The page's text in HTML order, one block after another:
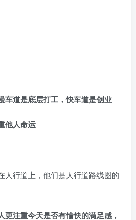
车道是底层打工，快车道是创业
他人命运
人行道上，他们是人行道路线图的
更注重今天是否有愉快的满足感，